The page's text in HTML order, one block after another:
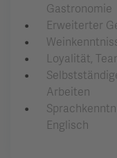
Gastronomie
Erweiterter
Loyalität,
Arbeiten
Englisch